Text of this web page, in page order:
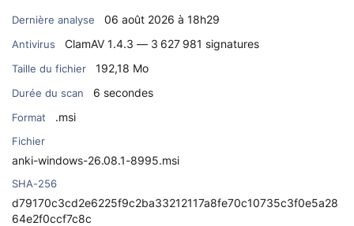
Dernière analyse 06 août 2026 à 18h29
Antivirus ClamAV 1.4.3 — 3 627 981 signatures
Taille du fichier 192,18 Mo
Durée du scan 6 secondes
Format .msi
Fichier
anki-windows-26.08.1-8995.msi
SHA-256
d79170c3cd2e6225f9c2ba33212117a8fe70c10735c3f0e5a28
64e2f0ccf7c8c